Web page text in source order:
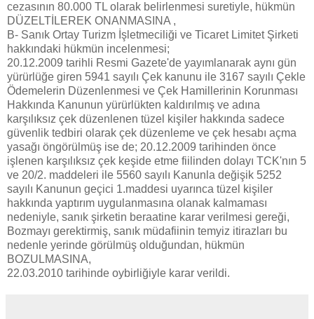
cezasının 80.000 TL olarak belirlenmesi suretiyle, hükmün
DÜZELTİLEREK ONANMASINA ,
B- Sanık Ortay Turizm İşletmeciliği ve Ticaret Limitet Şirketi
hakkındaki hükmün incelenmesi;
20.12.2009 tarihli Resmi Gazete'de yayımlanarak aynı gün
yürürlüğe giren 5941 sayılı Çek kanunu ile 3167 sayılı Çekle
Ödemelerin Düzenlenmesi ve Çek Hamillerinin Korunması
Hakkında Kanunun yürürlükten kaldırılmış ve adına
karşılıksız çek düzenlenen tüzel kişiler hakkında sadece
güvenlik tedbiri olarak çek düzenleme ve çek hesabı açma
yasağı öngörülmüş ise de; 20.12.2009 tarihinden önce
işlenen karşılıksız çek keşide etme fiilinden dolayı TCK'nın 5
ve 20/2. maddeleri ile 5560 sayılı Kanunla değişik 5252
sayılı Kanunun geçici 1.maddesi uyarınca tüzel kişiler
hakkında yaptırım uygulanmasına olanak kalmaması
nedeniyle, sanık şirketin beraatine karar verilmesi gereği,
Bozmayı gerektirmiş, sanık müdafiinin temyiz itirazları bu
nedenle yerinde görülmüş olduğundan, hükmün
BOZULMASINA,
22.03.2010 tarihinde oybirliğiyle karar verildi.